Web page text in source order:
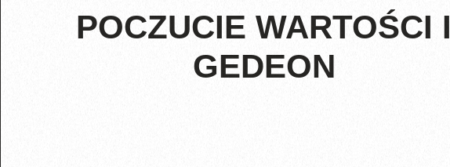
POCZUCIE WARTOŚCI I
GEDEON